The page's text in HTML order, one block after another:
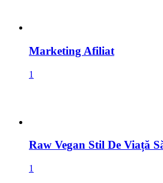
Marketing Afiliat
1
Raw Vegan Stil De Viață
1